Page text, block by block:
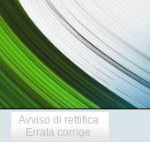
Avviso di rettifica
Errata corrige